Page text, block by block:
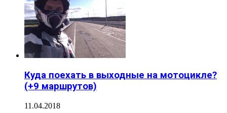
Куда поехать в выходные на мотоцикле?
(+9 маршрутов)
11.04.2018